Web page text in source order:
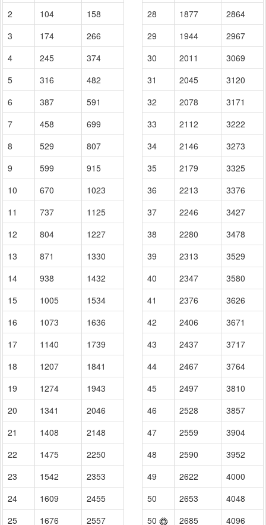
2
104
158
3
174
266
4
245
374
5
316
482
6
387
591
7
458
699
8
529
807
9
599
915
10
670
1023
11
737
1125
12
804
1227
13
871
1330
14
938
1432
15
1005
1534
16
1073
1636
17
1140
1739
18
1207
1841
19
1274
1943
20
1341
2046
21
1408
2148
22
1475
2250
23
1542
2353
24
1609
2455
25
1676 2557
28
1877
2864
29
1944
2967
30
2011
3069
31
2045
3120
32
2078
3171
33
2112
3222
34
2146
3273
35
2179
3325
36
2213
3376
37
2246
3427
38
2280
3478
39
2313
3529
40
2347
3580
41
2376
3626
42
2406
3671
43
2437
3717
44
2467
3764
45
2497
3810
46
2528
3857
47
2559
3904
48
2590
3952
49
2622
4000
50
2653
4048
50
2685 4096